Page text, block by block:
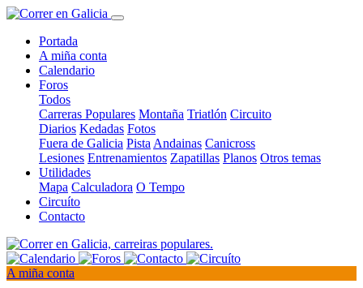
Portada
A miña conta
Calendario
Foros
Todos
Carreras Populares Montaña Triatlón Circuito
Diarios Kedadas Fotos
Fuera de Galicia Pista Andainas Canicross
Lesiones Entrenamientos Zapatillas Planos Otros temas
Utilidades
Mapa Calculadora O Tempo
Circuíto
Contacto
A miña conta